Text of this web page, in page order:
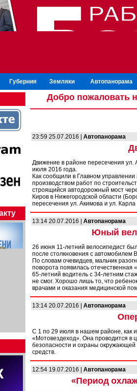
Губерния Земляки Автопанорама
Добро пожаловать
23:59 25.07.2016 | Автопанорама
Движение в районе пересечения ул.
июля 2016 года.
Как сообщили в Главном
производством работ по
строящийся автодорожный мост
Киров в Нижегородской области
пересечения ул. Акимова и ул.
13:14 20.07.2016 | Автопанорама
Юный
26 июня 11-летний велосипедист
после столкновения с автомобилем
По словам очевидцев, мальчик
поворота появилась отечественная
65-летний водитель с 34-летним
не смог. Хорошо лишь то, что
врачами и оказания медицинской
13:14 20.07.2016 | Автопанорама
С 1 по 29 июля в нашем районе, как
«Мотовездеход». Она проводится в
безопасности и охраны
средств.
12:54 19.07.2016 | Автопанорама
«Период